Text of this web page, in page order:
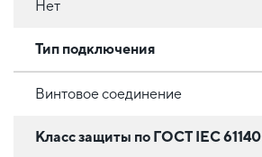
Нет
Тип подключения
Винтовое соединение
Класс защиты по ГОСТ IEC 61140